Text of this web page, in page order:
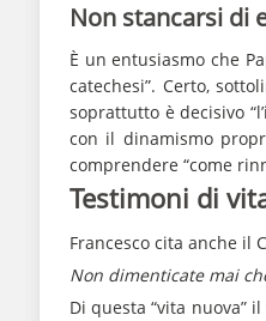
Non stancarsi di
È un entusiasmo che
catechesi”. Certo,
soprattutto è decisivo
con il dinamismo
comprendere “come
Testimoni di
Francesco cita anche il
Non dimenticate mai
Di questa “vita nuova”